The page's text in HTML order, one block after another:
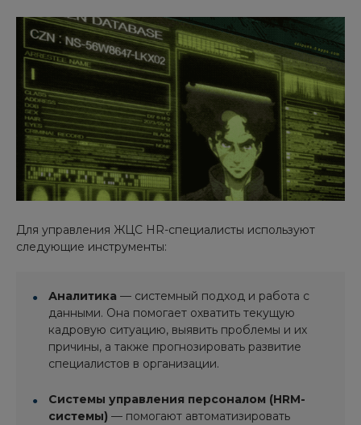
Для управления ЖЦС HR-специалисты используют
следующие инструменты:
Аналитика — системный подход и работа с
данными. Она помогает охватить текущую
кадровую ситуацию, выявить проблемы и их
причины, а также прогнозировать развитие
специалистов в организации.
Системы управления персоналом (HRM-
системы) — помогают автоматизировать